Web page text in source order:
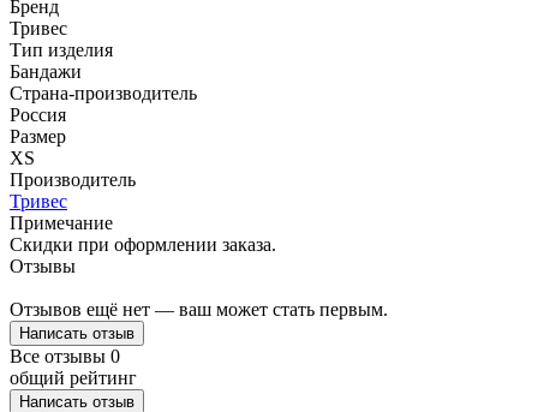
Бренд
Тривес
Тип изделия
Бандажи
Страна-производитель
Россия
Размер
XS
Производитель
Тривес
Примечание
Скидки при оформлении заказа.
Отзывы
Отзывов ещё нет — ваш может стать первым.
Написать отзыв
Все отзывы 0
общий рейтинг
Написать отзыв